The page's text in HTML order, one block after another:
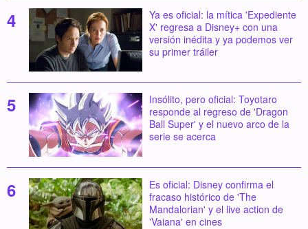
Ya es oficial: la mítica 'Expediente
X' regresa a Disney+ con una
versión inédita y ya podemos ver
su primer tráiler
Insólito, pero oficial: Toyotaro
responde al regreso de 'Dragon
Ball Super' y el nuevo arco de la
serie se acerca
Es oficial: Disney confirma el
fracaso histórico de 'The
Mandalorian' y el live action de
'Vaiana' en cines